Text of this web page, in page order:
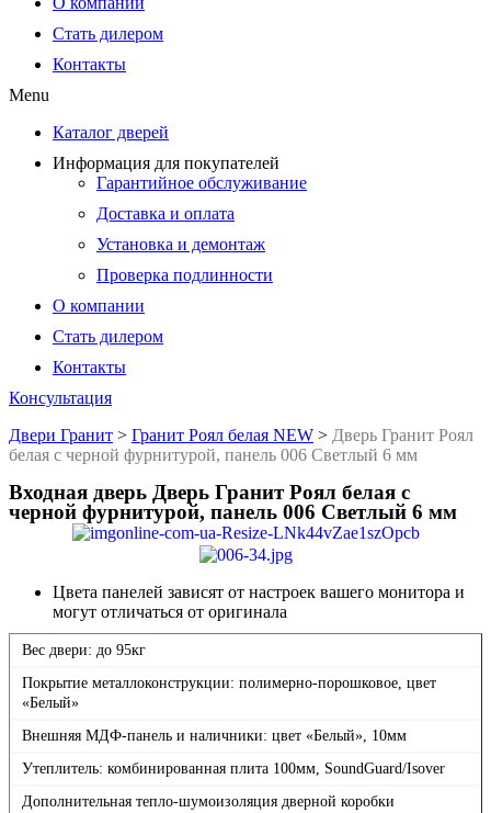
Стать дилером
Контакты
Menu
Каталог дверей
Информация для покупателей
Гарантийное обслуживание
Доставка и оплата
Установка и демонтаж
Проверка подлинности
О компании
Стать дилером
Контакты
Консультация
Двери Гранит > Гранит Роял белая NEW > Дверь Гранит Роял
белая с черной фурнитурой, панель 006 Светлый 6 мм
Входная дверь Дверь Гранит Роял белая с
черной фурнитурой, панель 006 Светлый 6 мм
Цвета панелей зависят от настроек вашего монитора и
могут отличаться от оригинала
Вес двери: до 95кг
Покрытие металлоконструкции: полимерно-порошковое, цвет
«Белый»
Внешняя МДФ-панель и наличники: цвет «Белый», 10мм
Утеплитель: комбинированная плита 100мм, SoundGuard/Isover
Дополнительная тепло-шумоизоляция дверной коробки